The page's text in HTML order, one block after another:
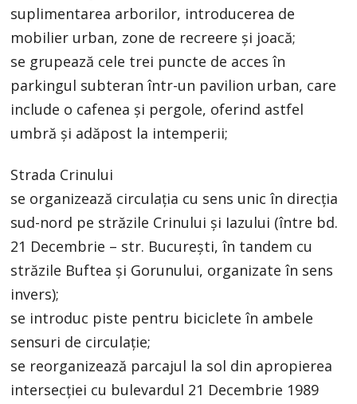
suplimentarea arborilor, introducerea de
mobilier urban, zone de recreere și joacă;
se grupează cele trei puncte de acces în
parkingul subteran într-un pavilion urban, care
include o cafenea și pergole, oferind astfel
umbră și adăpost la intemperii;
Strada Crinului
se organizează circulația cu sens unic în direcția
sud-nord pe străzile Crinului și Iazului (între bd.
21 Decembrie – str. București, în tandem cu
străzile Buftea și Gorunului, organizate în sens
invers);
se introduc piste pentru biciclete în ambele
sensuri de circulație;
se reorganizează parcajul la sol din apropierea
intersecției cu bulevardul 21 Decembrie 1989